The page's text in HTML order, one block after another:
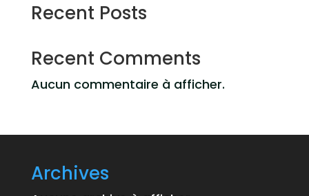
Recent Posts
Recent Comments
Aucun commentaire à afficher.
Archives